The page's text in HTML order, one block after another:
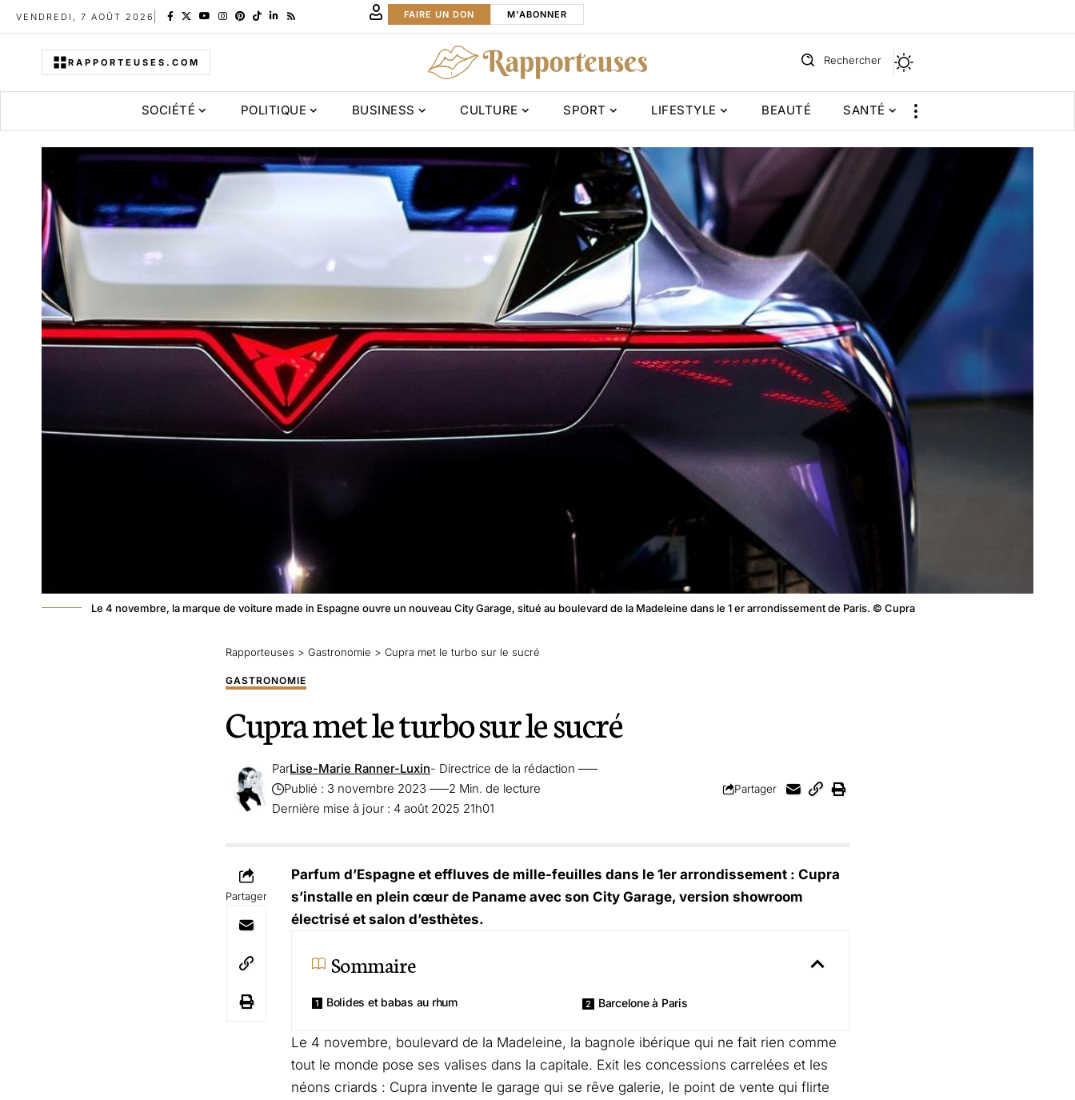
VENDREDI, 7 AOÛT 2026 FAIRE UN DON M'ABONNER
RAPPORTEUSES.COM Rechercher
SOCIÉTÉ POLITIQUE BUSINESS CULTURE SPORT LIFESTYLE BEAUTÉ SANTÉ
Le 4 novembre, la marque de voiture made in Espagne ouvre un nouveau City Garage, situé au boulevard de la Madeleine dans le 1 er arrondissement de Paris. © Cupra
Rapporteuses > Gastronomie > Cupra met le turbo sur le sucré
GASTRONOMIE
Cupra met le turbo sur le sucré
Dernière mise à jour : 4 août 2025 21h01
ParLise-Marie Ranner-Luxin- Directrice de la rédaction
Publié : 3 novembre 2023
2 Min. de lecture Partager
Partager
Parfum d’Espagne et effluves de mille-feuilles dans le 1er arrondissement : Cupra
s’installe en plein cœur de Paname avec son City Garage, version showroom
électrisé et salon d’esthètes.
Sommaire
Bolides et babas au rhum Barcelone à Paris
Le 4 novembre, boulevard de la Madeleine, la bagnole ibérique qui ne fait rien comme
tout le monde pose ses valises dans la capitale. Exit les concessions carrelées et les
néons criards : Cupra invente le garage qui se rêve galerie, le point de vente qui flirte